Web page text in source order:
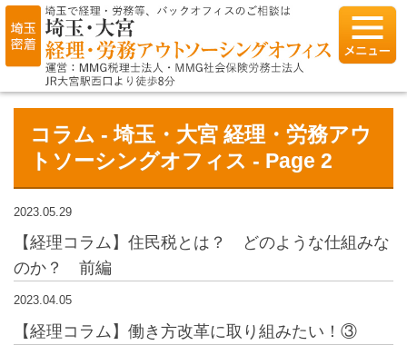
コラム - 埼玉・大宮 経理・労務アウ
トソーシングオフィス - Page 2
2023.05.29
【経理コラム】住民税とは？ どのような仕組みな
のか？ 前編
2023.04.05
【経理コラム】働き方改革に取り組みたい！③